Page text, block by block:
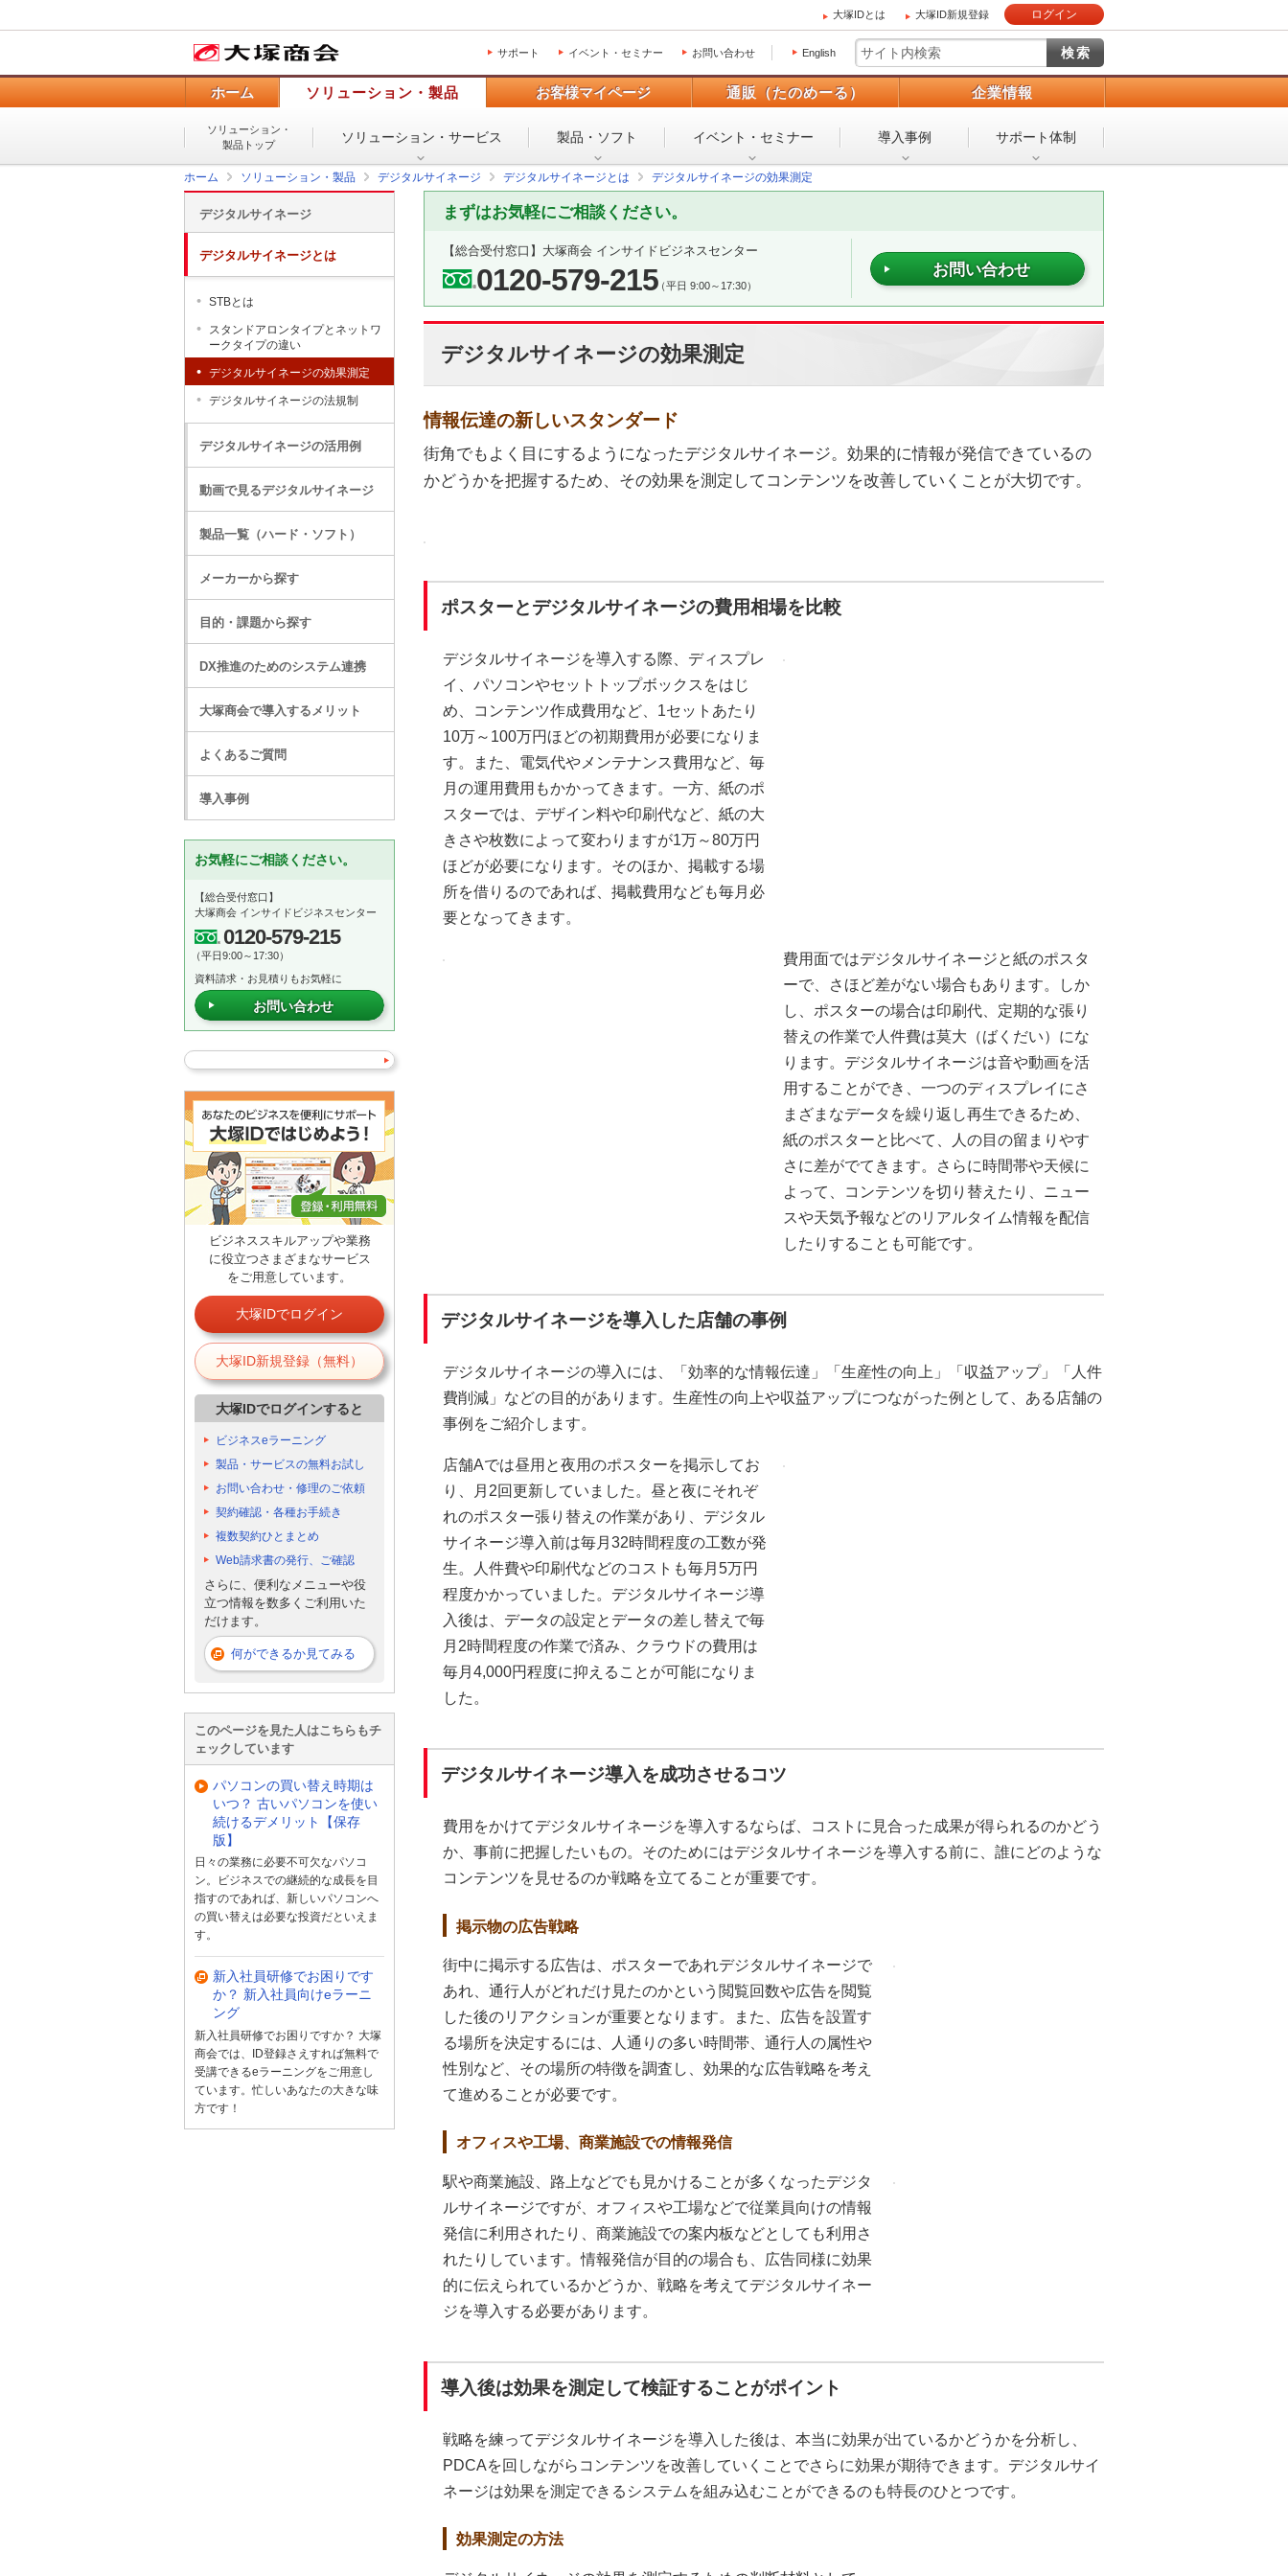
大塚IDとは 大塚ID新規登録 ログイン
サポート イベント・セミナー お問い合わせ English
ホーム ソリューション・製品 お客様マイページ 通販（たのめーる） 企業情報
ソリューション・
製品トップ
ソリューション・ サービス 製品・ソフト イベント・ セミナー 導入事例 サポート体制
ホーム ソリューション・製品 デジタルサイネージ デジタルサイネージとは デジタルサイネージの効果測定
まずはお気軽にご相談ください。
【総合受付窓口】 大塚商会 インサイドビジネスセンター
0120-579-215（平日 9:00～17:30）
お問い合わせ
デジタルサイネージの効果測定
情報伝達の新しいスタンダード
街角でもよく目にするようになったデジタルサイネージ。効果的に情報が発信できているの
かどうかを把握するため、その効果を測定してコンテンツを改善していくことが大切です。
ポスターとデジタルサイネージの費用相場を比較
デジタルサイネージを導入する際、ディスプレ
イ、パソコンやセットトップボックスをはじ
め、コンテンツ作成費用など、1セットあたり
10万～100万円ほどの初期費用が必要になりま
す。また、電気代やメンテナンス費用など、毎
月の運用費用もかかってきます。一方、紙のポ
スターでは、デザイン料や印刷代など、紙の大
きさや枚数によって変わりますが1万～80万円
ほどが必要になります。そのほか、掲載する場
所を借りるのであれば、掲載費用なども毎月必
要となってきます。
費用面ではデジタルサイネージと紙のポスタ
ーで、さほど差がない場合もあります。しか
し、ポスターの場合は印刷代、定期的な張り
替えの作業で人件費は莫大（ばくだい）にな
ります。デジタルサイネージは音や動画を活
用することができ、一つのディスプレイにさ
まざまなデータを繰り返し再生できるため、
紙のポスターと比べて、人の目の留まりやす
さに差がでてきます。さらに時間帯や天候に
よって、コンテンツを切り替えたり、ニュー
スや天気予報などのリアルタイム情報を配信
したりすることも可能です。
デジタルサイネージを導入した店舗の事例
デジタルサイネージの導入には、「効率的な情報伝達」「生産性の向上」「収益アップ」「人件
費削減」などの目的があります。生産性の向上や収益アップにつながった例として、ある店舗の
事例をご紹介します。
店舗Aでは昼用と夜用のポスターを掲示してお
り、月2回更新していました。昼と夜にそれぞ
れのポスター張り替えの作業があり、デジタル
サイネージ導入前は毎月32時間程度の工数が発
生。人件費や印刷代などのコストも毎月5万円
程度かかっていました。デジタルサイネージ導
入後は、データの設定とデータの差し替えで毎
月2時間程度の作業で済み、クラウドの費用は
毎月4,000円程度に抑えることが可能になりま
した。
デジタルサイネージ導入を成功させるコツ
費用をかけてデジタルサイネージを導入するならば、コストに見合った成果が得られるのかどう
か、事前に把握したいもの。そのためにはデジタルサイネージを導入する前に、誰にどのような
コンテンツを見せるのか戦略を立てることが重要です。
掲示物の広告戦略
街中に掲示する広告は、ポスターであれデジタルサイネージで
あれ、通行人がどれだけ見たのかという閲覧回数や広告を閲覧
した後のリアクションが重要となります。また、広告を設置す
る場所を決定するには、人通りの多い時間帯、通行人の属性や
性別など、その場所の特徴を調査し、効果的な広告戦略を考え
て進めることが必要です。
オフィスや工場、商業施設での情報発信
駅や商業施設、路上などでも見かけることが多くなったデジタ
ルサイネージですが、オフィスや工場などで従業員向けの情報
発信に利用されたり、商業施設での案内板などとしても利用さ
れたりしています。情報発信が目的の場合も、広告同様に効果
的に伝えられているかどうか、戦略を考えてデジタルサイネー
ジを導入する必要があります。
導入後は効果を測定して検証することがポイント
戦略を練ってデジタルサイネージを導入した後は、本当に効果が出ているかどうかを分析し、
PDCAを回しながらコンテンツを改善していくことでさらに効果が期待できます。デジタルサイ
ネージは効果を測定できるシステムを組み込むことができるのも特長のひとつです。
効果測定の方法
デジタルサイネージ
デジタルサイネージとは
STBとは
スタンドアロンタイプとネットワ
ークタイプの違い
デジタルサイネージの効果測定
デジタルサイネージの法規制
デジタルサイネージの活用例
動画で見るデジタルサイネージ
製品一覧（ハード・ソフト）
メーカーから探す
目的・課題から探す
DX推進のためのシステム連携
大塚商会で導入するメリット
よくあるご質問
導入事例
お気軽にご相談ください。
【総合受付窓口】
大塚商会 インサイドビジネスセンター
0120-579-215
（平日9:00～17:30）
資料請求・お見積りもお気軽に
お問い合わせ
ビジネススキルアップや業務
に役立つさまざまなサービス
をご用意しています。
大塚IDでログイン
大塚ID新規登録（無料）
大塚IDでログインすると
ビジネスeラーニング
製品・サービスの無料お試し
お問い合わせ・修理のご依頼
契約確認・各種お手続き
複数契約ひとまとめ
Web請求書の発行、ご確認
さらに、便利なメニューや役
立つ情報を数多くご利用いた
だけます。
何ができるか見てみる
このページを見た人はこちらもチ
ェックしています
パソコンの買い替え時期は
いつ？ 古いパソコンを使い
続けるデメリット【保存
版】
日々の業務に必要不可欠なパソコ
ン。ビジネスでの継続的な成長を目
指すのであれば、新しいパソコンへ
の買い替えは必要な投資だといえま
す。
新入社員研修でお困りです
か？ 新入社員向けeラーニ
ング
新入社員研修でお困りですか？ 大塚
商会では、ID登録さえすれば無料で
受講できるeラーニングをご用意し
ています。忙しいあなたの大きな味
方です！